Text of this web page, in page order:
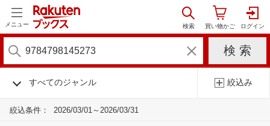
メニュー
すべてのジャンル 絞込み
絞込条件： 2026/03/01～2026/03/31